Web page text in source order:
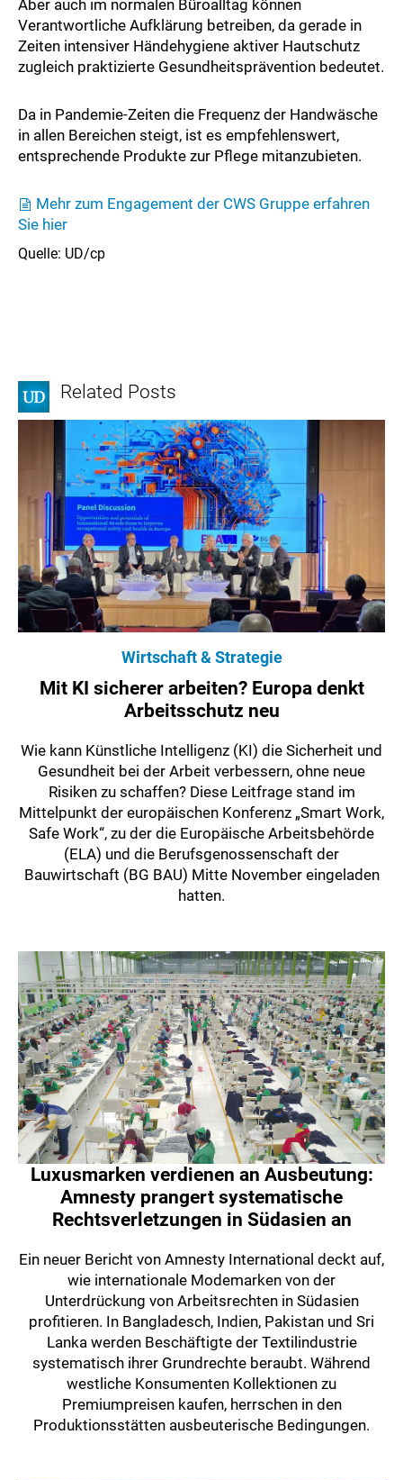
Aber auch im normalen Büroalltag können
Verantwortliche Aufklärung betreiben, da gerade in
Zeiten intensiver Händehygiene aktiver Hautschutz
zugleich praktizierte Gesundheitsprävention bedeutet.
Da in Pandemie-Zeiten die Frequenz der Handwäsche
in allen Bereichen steigt, ist es empfehlenswert,
entsprechende Produkte zur Pflege mitanzubieten.
Mehr zum Engagement der CWS Gruppe erfahren
Sie hier
Quelle: UD/cp
Related Posts
Wirtschaft & Strategie
Mit KI sicherer arbeiten? Europa denkt
Arbeitsschutz neu
Wie kann Künstliche Intelligenz (KI) die Sicherheit und
Gesundheit bei der Arbeit verbessern, ohne neue
Risiken zu schaffen? Diese Leitfrage stand im
Mittelpunkt der europäischen Konferenz „Smart Work,
Safe Work“, zu der die Europäische Arbeitsbehörde
(ELA) und die Berufsgenossenschaft der
Bauwirtschaft (BG BAU) Mitte November eingeladen
hatten.
Luxusmarken verdienen an Ausbeutung:
Amnesty prangert systematische
Rechtsverletzungen in Südasien an
Ein neuer Bericht von Amnesty International deckt auf,
wie internationale Modemarken von der
Unterdrückung von Arbeitsrechten in Südasien
profitieren. In Bangladesch, Indien, Pakistan und Sri
Lanka werden Beschäftigte der Textilindustrie
systematisch ihrer Grundrechte beraubt. Während
westliche Konsumenten Kollektionen zu
Premiumpreisen kaufen, herrschen in den
Produktionsstätten ausbeuterische Bedingungen.